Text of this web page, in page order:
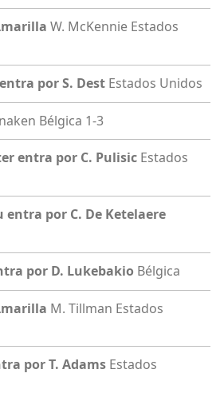
W. McKennie Estados
por S. Dest Estados Unidos
Bélgica 1-3
entra por C. Pulisic Estados
entra por C. De Ketelaere
por D. Lukebakio Bélgica
M. Tillman Estados
por T. Adams Estados